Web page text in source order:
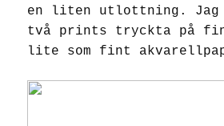
en liten utlottning.
två prints tryckta på
lite som fint